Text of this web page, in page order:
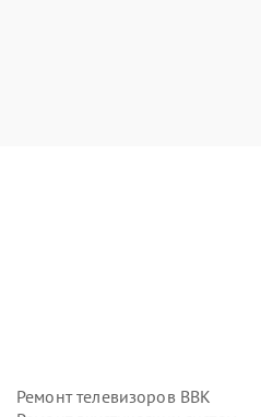
Ремонт телевизоров BBK